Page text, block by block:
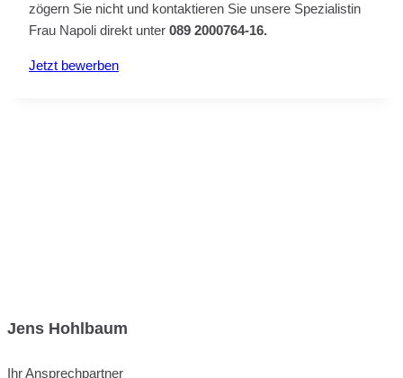
zögern Sie nicht und kontaktieren Sie unsere Spezialistin
Frau Napoli direkt unter 089 2000764-16.
Jetzt bewerben
Jens Hohlbaum
Ihr Ansprechpartner